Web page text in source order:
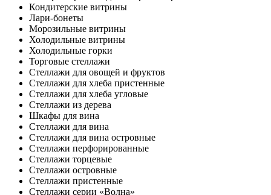
Кондитерские витрины
Лари-бонеты
Морозильные витрины
Холодильные витрины
Холодильные горки
Торговые стеллажи
Стеллажи для овощей и фруктов
Стеллажи для хлеба пристенные
Стеллажи для хлеба угловые
Стеллажи из дерева
Шкафы для вина
Стеллажи для вина
Стеллажи для вина островные
Стеллажи перфорированные
Стеллажи торцевые
Стеллажи островные
Стеллажи пристенные
Стеллажи серии «Волна»